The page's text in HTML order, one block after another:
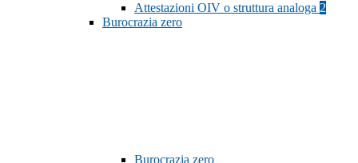
Attestazioni OIV o struttura analoga 2
Burocrazia zero
Burocrazia zero